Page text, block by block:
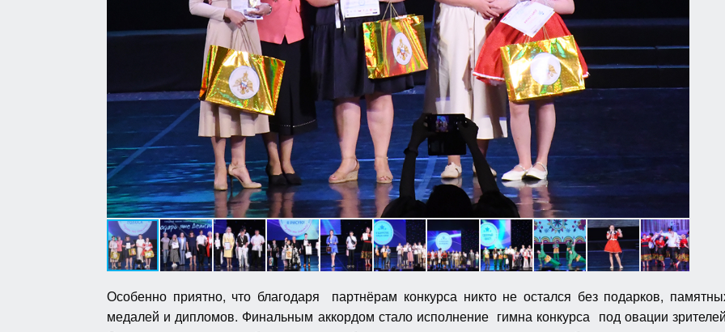
Особенно приятно, что благодаря партнёрам конкурса никто не остался без подарков,
медалей и дипломов. Финальным аккордом стало исполнение гимна конкурса под овации